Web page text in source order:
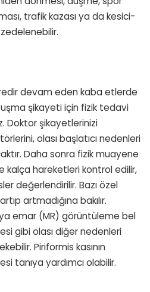
trafik kazası ya da kesici-
devam eden kaba etlerde
şikayeti için fizik tedavi
Doktor şikayetlerinizi
olası başlatıcı nedenleri
Daha sonra fizik muayene
kalça hareketleri kontrol edilir,
değerlendirilir. Bazı özel
artmadığına bakılır.
emar (MR) görüntüleme bel
gibi olası diğer nedenleri
Piriformis kasının
tanıya yardımcı olabilir.